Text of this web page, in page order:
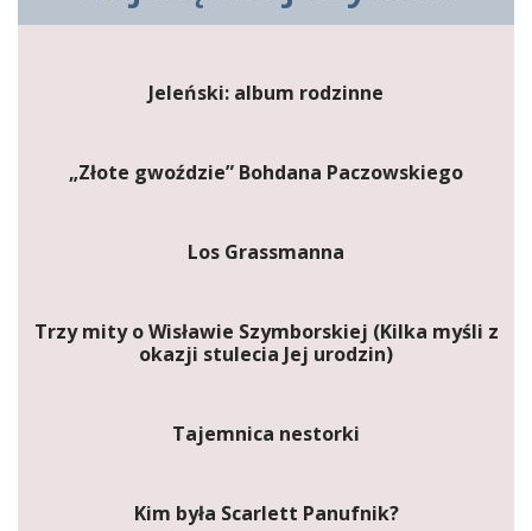
Jeleński: album rodzinne
„Złote gwoździe” Bohdana Paczowskiego
Los Grassmanna
Trzy mity o Wisławie Szymborskiej (Kilka myśli z
okazji stulecia Jej urodzin)
Tajemnica nestorki
Kim była Scarlett Panufnik?